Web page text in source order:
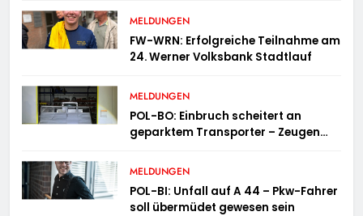
MELDUNGEN
FW-WRN: Erfolgreiche Teilnahme am
24. Werner Volksbank Stadtlauf
MELDUNGEN
POL-BO: Einbruch scheitert an
geparktem Transporter – Zeugen
MELDUNGEN
POL-BI: Unfall auf A 44 – Pkw-Fahrer
soll übermüdet gewesen sein